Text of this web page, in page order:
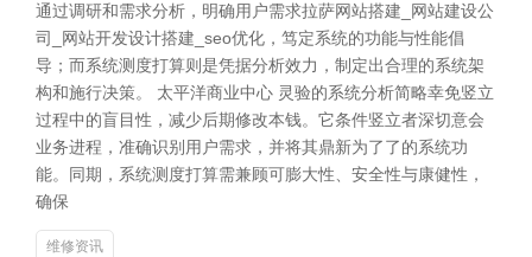
通过调研和需求分析，明确用户需求拉萨网站搭建_网站建设公
司_网站开发设计搭建_seo优化，笃定系统的功能与性能倡
导；而系统测度打算则是凭据分析效力，制定出合理的系统架
构和施行决策。 太平洋商业中心 灵验的系统分析简略幸免竖立
过程中的盲目性，减少后期修改本钱。它条件竖立者深切意会
业务进程，准确识别用户需求，并将其鼎新为了了的系统功
能。同期，系统测度打算需兼顾可膨大性、安全性与康健性，
确保
维修资讯